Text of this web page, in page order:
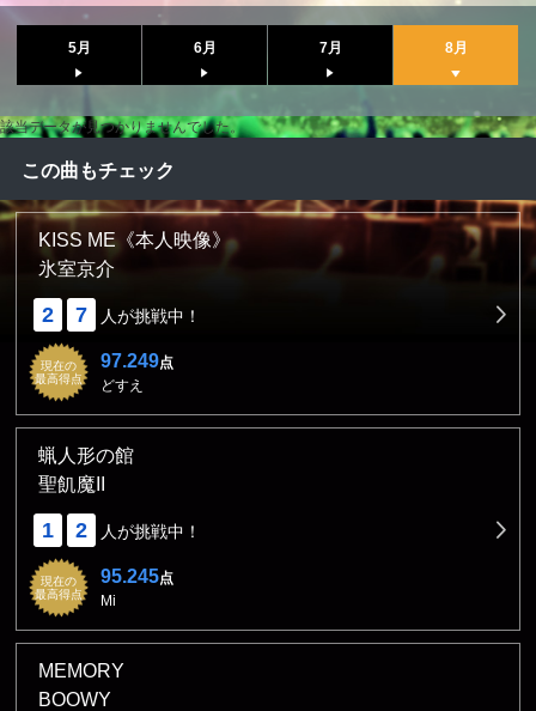
5月 6月 7月 8月
該当データが見つかりませんでした。
この曲もチェック
KISS ME《本人映像》
氷室京介
2 7 人が挑戦中！
現在の
最高得点
97.249点
どすえ
蝋人形の館
聖飢魔II
1 2 人が挑戦中！
現在の
最高得点
95.245点
Mi
MEMORY
BOOWY